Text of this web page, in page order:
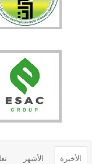
الأخيرة الأشهر